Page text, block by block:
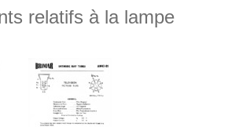
relatifs à la lampe